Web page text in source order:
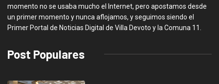
momento no se usaba mucho el Internet, pero apostamos desde
un primer momento y nunca aflojamos, y seguimos siendo el
Primer Portal de Noticias Digital de Villa Devoto y la Comuna 11.
Post Populares